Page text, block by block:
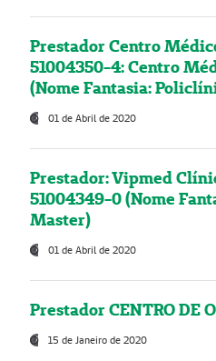
Prestador Centro
51004350-4: Centro
(Nome Fantasia:
01 de Abril de 2020
Prestador: Vipmed
51004349-0 (Nome
Master)
01 de Abril de 2020
Prestador CENTRO DE
15 de Janeiro de 2020